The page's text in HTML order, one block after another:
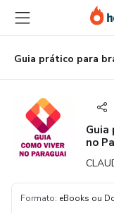
para
conteúdo
principal
para
pagamento
para
rodapé
Guia
no
Formato: eBooks ou